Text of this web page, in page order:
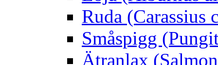
Ruda (Carassius
Småspigg
Ätranlax